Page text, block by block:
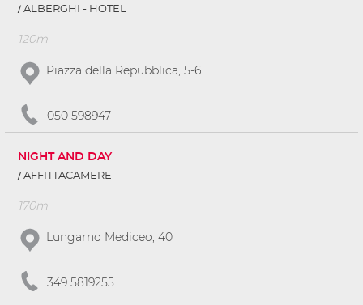
ALBERGHI - HOTEL
120m
Piazza della Repubblica, 5-6
050 598947
NIGHT AND DAY
AFFITTACAMERE
170m
Lungarno Mediceo, 40
349 5819255